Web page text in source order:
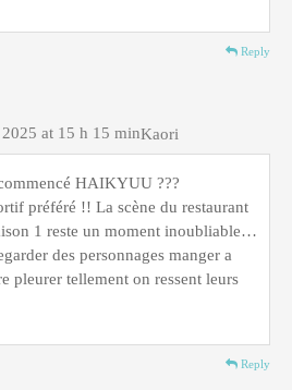
Reply
Kaori
at 15 h 15 min
HAIKYUU ???
préféré !! La scène du restaurant
1 reste un moment inoubliable…
des personnages manger a
pleurer tellement on ressent leurs
Reply